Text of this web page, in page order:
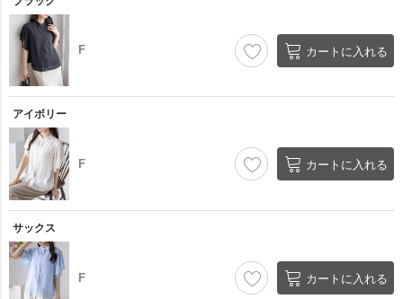
F カートに入れる
アイボリー
F カートに入れる
サックス
F カートに入れる